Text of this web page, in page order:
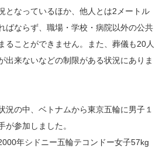
となっているほか、他人とは2メートル
ばならず、職場・学校・病院以外の公共
ることができません。また、葬儀も20人
出来ないなどの制限がある状況にありま
況の中、ベトナムから東京五輪に男子１
手が参加しました。
年シドニー五輪テコンドー女子57kg